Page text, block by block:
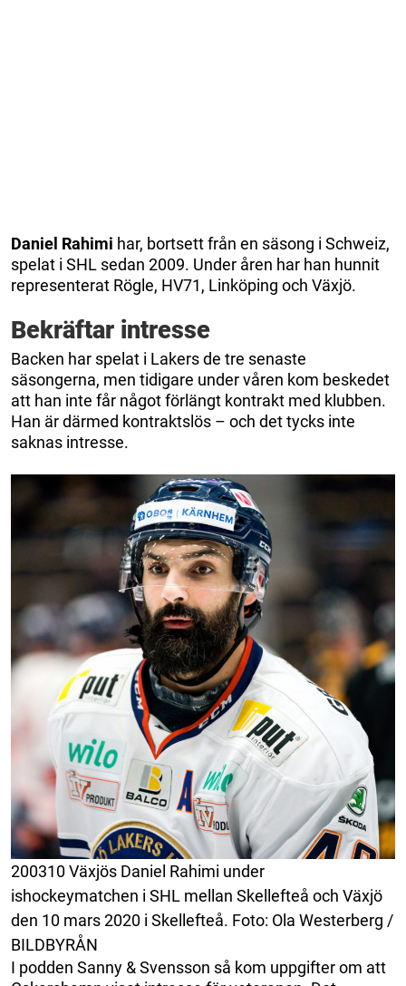
Daniel Rahimi har, bortsett från en säsong i Schweiz,
spelat i SHL sedan 2009. Under åren har han hunnit
representerat Rögle, HV71, Linköping och Växjö.
Bekräftar intresse
Backen har spelat i Lakers de tre senaste
säsongerna, men tidigare under våren kom beskedet
att han inte får något förlängt kontrakt med klubben.
Han är därmed kontraktslös – och det tycks inte
saknas intresse.
200310 Växjös Daniel Rahimi under
ishockeymatchen i SHL mellan Skellefteå och Växjö
den 10 mars 2020 i Skellefteå. Foto: Ola Westerberg /
BILDBYRÅN
I podden Sanny & Svensson så kom uppgifter om att